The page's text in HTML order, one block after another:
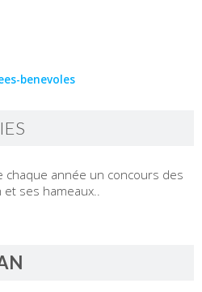
benevoles
chaque année un concours des
et ses hameaux..